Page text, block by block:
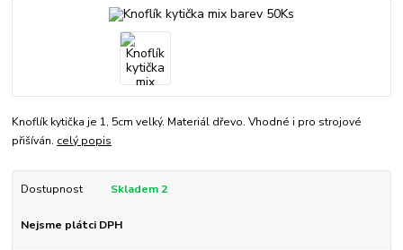
Knoflík kytička je 1, 5cm velký. Materiál dřevo. Vhodné i pro strojové
přišíván. celý popis
Dostupnost Skladem 2
Nejsme plátci DPH